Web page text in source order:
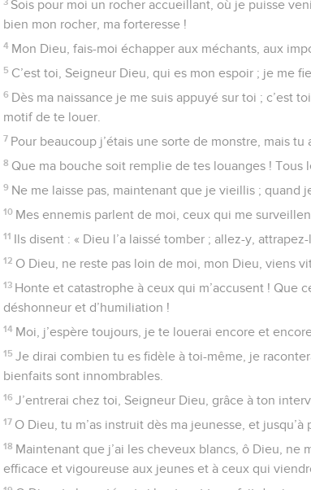
Sois pour moi un rocher accueillant, où je puisse
bien mon rocher, ma forteresse !
4 Mon Dieu, fais-moi échapper aux méchants, aux
5 C’est toi, Seigneur Dieu, qui es mon espoir ; je me
6 Dès ma naissance je me suis appuyé sur toi ; c’est
motif de te louer.
7 Pour beaucoup j’étais une sorte de monstre, mais tu
8 Que ma bouche soit remplie de tes louanges ! Tous
9 Ne me laisse pas, maintenant que je vieillis ; quand
10 Mes ennemis parlent de moi, ceux qui me
11 Ils disent : « Dieu l’a laissé tomber ; allez-y,
12 O Dieu, ne reste pas loin de moi, mon Dieu, viens
13 Honte et catastrophe à ceux qui m’accusent ! Que
déshonneur et d’humiliation !
14 Moi, j’espère toujours, je te louerai encore et
15 Je dirai combien tu es fidèle à toi-même, je
bienfaits sont innombrables.
16 J’entrerai chez toi, Seigneur Dieu, grâce à ton
17 O Dieu, tu m’as instruit dès ma jeunesse, et jusqu’à
18 Maintenant que j’ai les cheveux blancs, ô Dieu, ne
efficace et vigoureuse aux jeunes et à ceux qui